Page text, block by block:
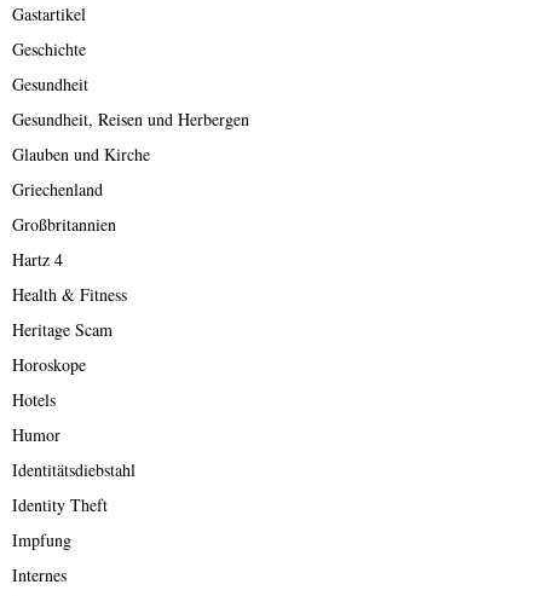
Gastartikel
Geschichte
Gesundheit
Gesundheit, Reisen und Herbergen
Glauben und Kirche
Griechenland
Großbritannien
Hartz 4
Health & Fitness
Heritage Scam
Horoskope
Hotels
Humor
Identitätsdiebstahl
Identity Theft
Impfung
Internes